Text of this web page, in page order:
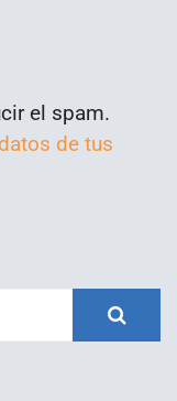
el spam.
de tus